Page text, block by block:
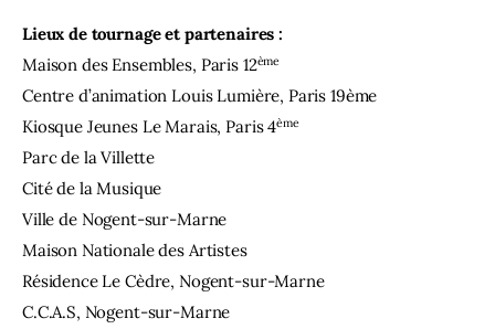
Lieux de tournage et partenaires :
Maison des Ensembles, Paris 12ème
Centre d’animation Louis Lumière, Paris 19ème
Kiosque Jeunes Le Marais, Paris 4ème
Parc de la Villette
Cité de la Musique
Ville de Nogent-sur-Marne
Maison Nationale des Artistes
Résidence Le Cèdre, Nogent-sur-Marne
C.C.A.S, Nogent-sur-Marne